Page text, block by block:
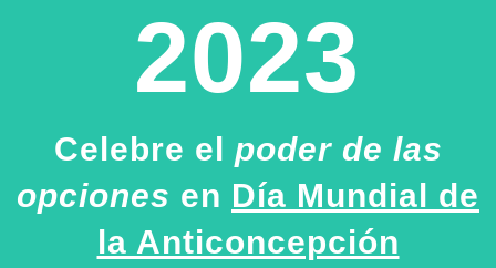
2023
Celebre el poder de las
opciones en Día Mundial de
la Anticoncepción